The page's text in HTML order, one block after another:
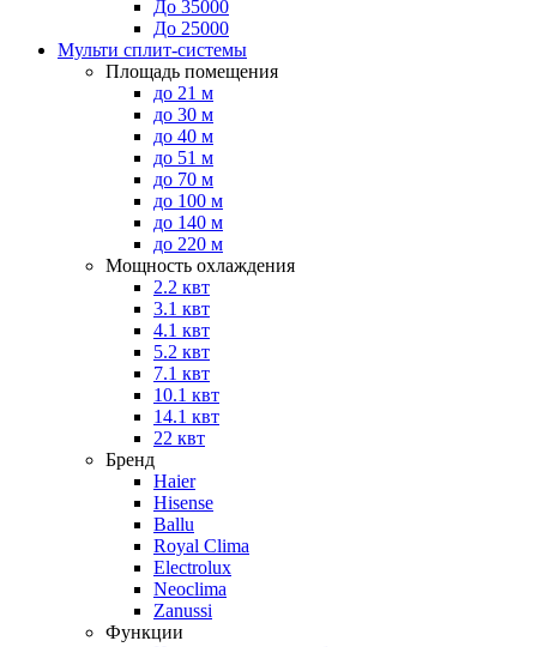
До 35000
До 25000
Мульти сплит-системы
Площадь помещения
до 21 м
до 30 м
до 40 м
до 51 м
до 70 м
до 100 м
до 140 м
до 220 м
Мощность охлаждения
2.2 квт
3.1 квт
4.1 квт
5.2 квт
7.1 квт
10.1 квт
14.1 квт
22 квт
Бренд
Haier
Hisense
Ballu
Royal Clima
Electrolux
Neoclima
Zanussi
Функции